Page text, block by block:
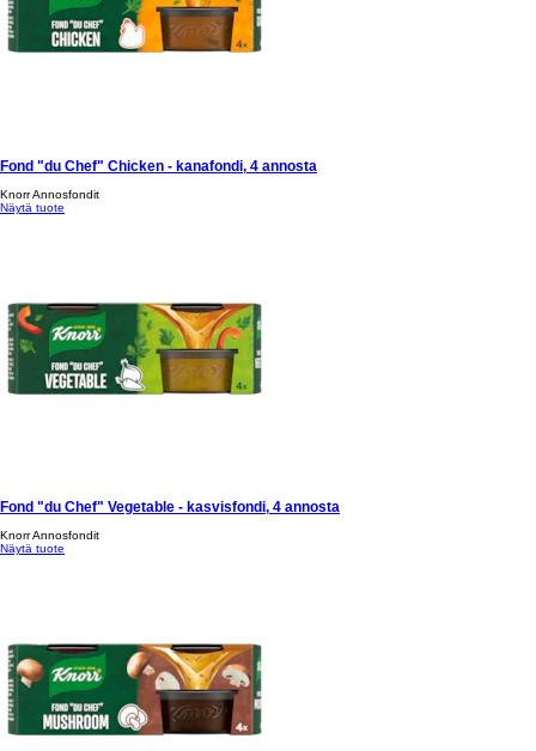
Fond "du Chef" Chicken - kanafondi, 4 annosta
Knorr Annosfondit
Näytä tuote
Fond "du Chef" Vegetable - kasvisfondi, 4 annosta
Knorr Annosfondit
Näytä tuote